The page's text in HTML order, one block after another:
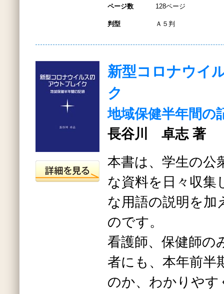
ページ数 128ページ
判型 Ａ５判
新型コロナウイ
ク
地域保健半年間の
長谷川 卓志 著
本書は、学生の公
な資料を日々収集
な用語の説明を加
のです。
看護師、保健師の
者にも、本年前半
のか、わかりやす